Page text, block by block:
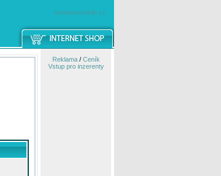
windowsmobile.cz
Reklama/ Ceník
Vstup pro inzerenty